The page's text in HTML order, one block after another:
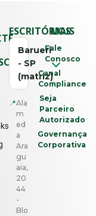
ESCRITÓRIOS
Barueri
- SP
(matriz)
📍Ala
m
ed
a
Ara
gu
aia,
20
44
-
Blo
MAIS
Fale
Conosco
Canal
Compliance
Seja
Parceiro
Autorizado
Governança
Corporativa